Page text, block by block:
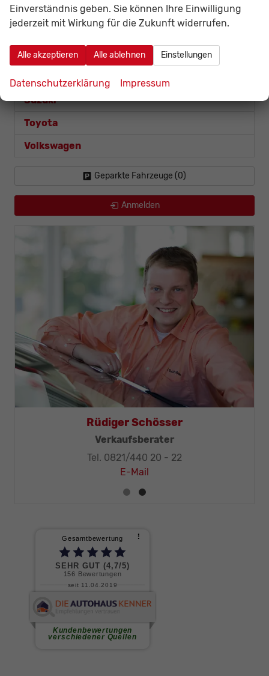
Captur
Kangoo
Seat
Skoda
Suzuki
Toyota
Volkswagen
Geparkte Fahrzeuge (0)
Anmelden
Rüdiger Schösser
Verkaufsberater
Tel. 0821/440 20 - 22
E-Mail
Einverständnis geben. Sie können Ihre Einwilligung
jederzeit mit Wirkung für die Zukunft widerrufen.
Alle akzeptieren Alle ablehnen Einstellungen
Datenschutzerklärung Impressum